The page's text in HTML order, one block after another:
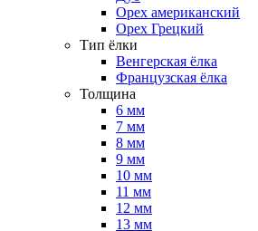
Орех американский
Орех Грецкий
Тип ёлки
Венгерская ёлка
Французская ёлка
Толщина
6 мм
7 мм
8 мм
9 мм
10 мм
11 мм
12 мм
13 мм